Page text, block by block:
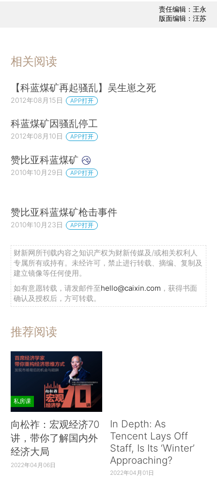
责任编辑：王永
版面编辑：汪苏
相关阅读
【科蓝煤矿再起骚乱】吴生崽之死
2012年08月15日 APP打开
科蓝煤矿因骚乱停工
2012年08月10日 APP打开
赞比亚科蓝煤矿
2010年10月29日 APP打开
赞比亚科蓝煤矿枪击事件
2010年10月23日 APP打开
财新网所刊载内容之知识产权为财新传媒及/或相关权利人
专属所有或持有。未经许可，禁止进行转载、摘编、复制及
建立镜像等任何使用。
如有意愿转载，请发邮件至hello@caixin.com ，获得书面
确认及授权后，方可转载。
推荐阅读
私房课
向松祚：宏观经济70
讲，带你了解国内外
经济大局
2022年04月06日
In Depth: As
Tencent Lays Off
Staff, Is Its ‘Winter’
Approaching?
2022年04月01日